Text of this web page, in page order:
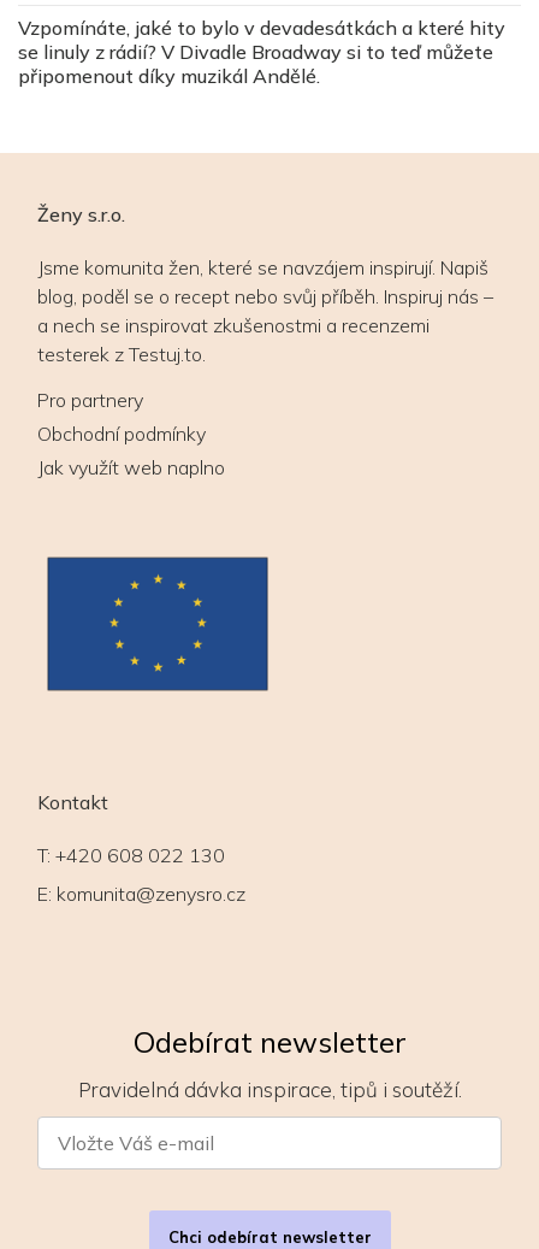
Vzpomínáte, jaké to bylo v devadesátkách a které hity
se linuly z rádií? V Divadle Broadway si to teď můžete
připomenout díky muzikál Andělé.
Ženy s.r.o.
Jsme komunita žen, které se navzájem inspirují. Napiš
blog, poděl se o recept nebo svůj příběh. Inspiruj nás –
a nech se inspirovat zkušenostmi a recenzemi
testerek z Testuj.to.
Pro partnery
Obchodní podmínky
Jak využít web naplno
Kontakt
T: +420 608 022 130
E: komunita@zenysro.cz
Odebírat newsletter
Pravidelná dávka inspirace, tipů i soutěží.
Chci odebírat newsletter